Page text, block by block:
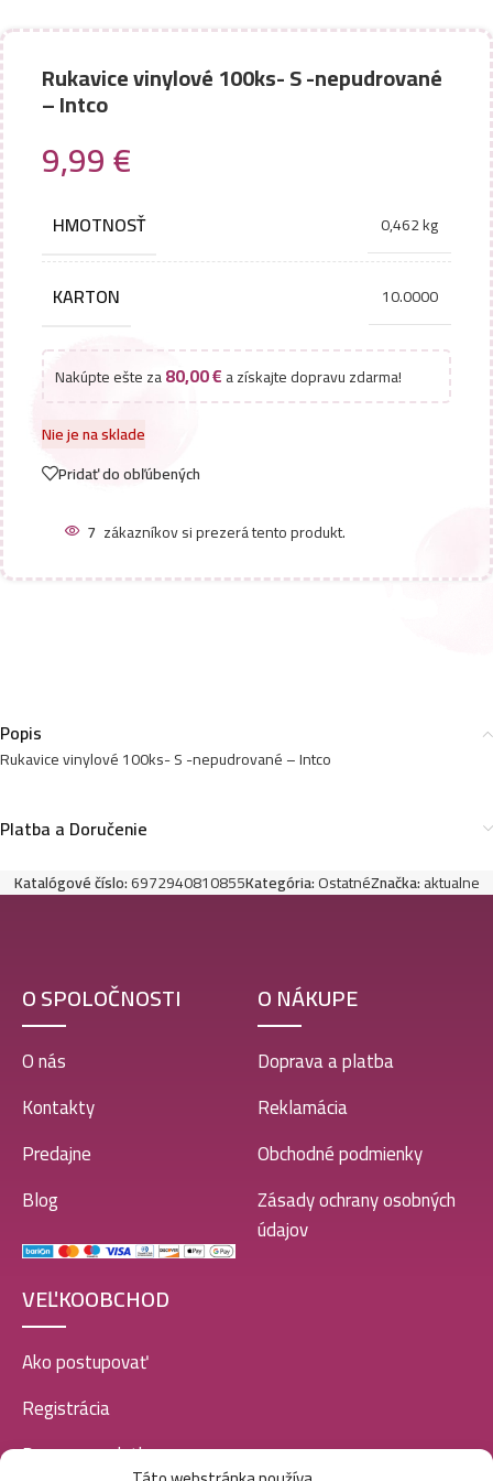
Rukavice vinylové 100ks- S -nepudrované
– Intco
9,99€
HMOTNOSŤ 0,462 kg
KARTON 10.0000
Nakúpte ešte za80,00€a získajte dopravu zdarma!
Nie je na sklade
Pridať do obľúbených
7 zákazníkov si prezerá tento produkt.
Popis
Rukavice vinylové 100ks- S -nepudrované – Intco
Platba a Doručenie
Katalógové číslo:6972940810855Kategória:OstatnéZnačka:aktualne
O SPOLOČNOSTI
O nás
Kontakty
Predajne
Blog
O NÁKUPE
Doprava a platba
Reklamácia
Obchodné podmienky
Zásady ochrany osobných
údajov
VEĽKOOBCHOD
Ako postupovať
Registrácia
Doprava a platba